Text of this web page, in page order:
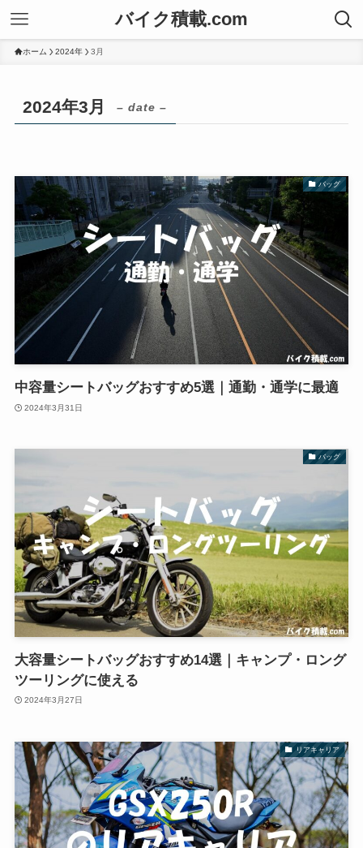
バイク積載.com
ホーム 2024年 3月
2024年3月 – date –
バッグ
中容量シートバッグおすすめ5選｜通勤・通学に最適
2024年3月31日
バッグ
大容量シートバッグおすすめ14選｜キャンプ・ロング
ツーリングに使える
2024年3月27日
リアキャリア